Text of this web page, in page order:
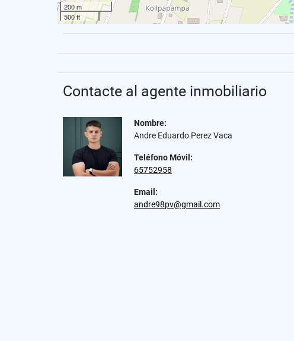
200 m
500 ft
Contacte al agente inmobiliario
Nombre:
Andre Eduardo Perez Vaca
Teléfono Móvil:
65752958
Email:
andre98pv@gmail.com